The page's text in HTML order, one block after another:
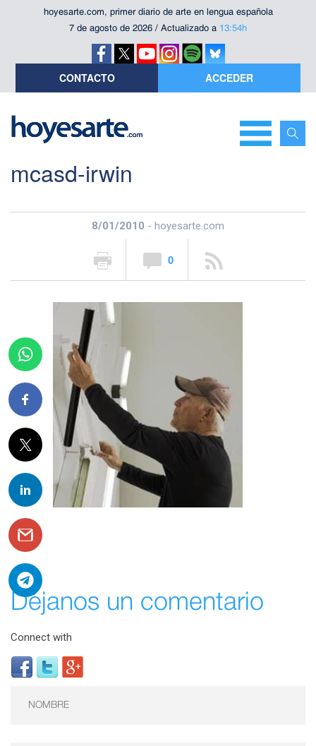
hoyesarte.com, primer diario de arte en lengua española
7 de agosto de 2026 / Actualizado a 13:54h
CONTACTO ACCEDER
mcasd-irwin
8/01/2010 - hoyesarte.com
0
Déjanos un comentario
Connect with